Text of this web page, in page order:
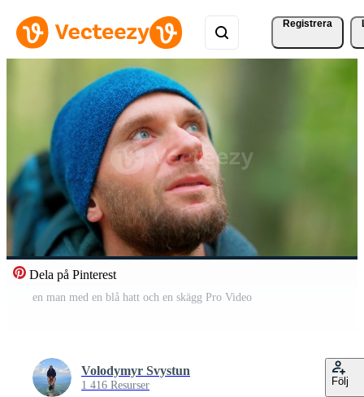
Registrera
Dela på Pinterest
en man med en blå hatt och en skägg Pro Video
Volodymyr Svystun
1 416 Resurser Följ